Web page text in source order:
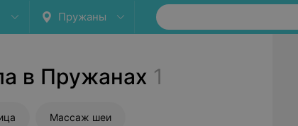
Пружаны
в Пружанах 1
Массаж шеи